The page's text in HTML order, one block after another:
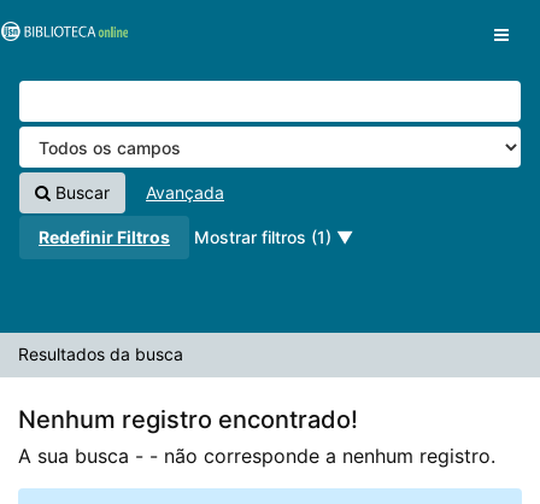
VuFind
Buscar Avançada
Redefinir Filtros Mostrar filtros (1)
Resultados da busca
Nenhum registro encontrado!
A sua busca - - não corresponde a nenhum registro.